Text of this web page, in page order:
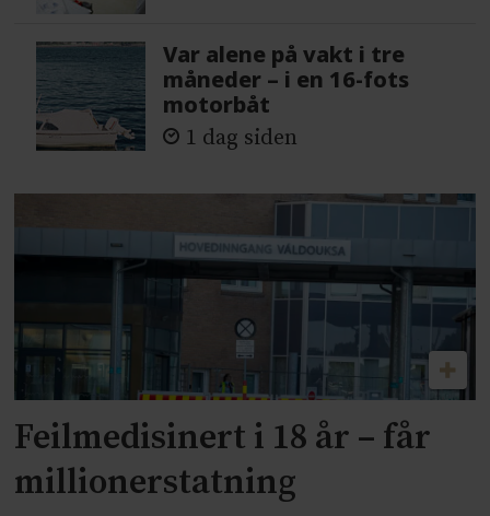
Var alene på vakt i tre
måneder – i en 16-fots
motorbåt
1 dag siden
Feilmedisinert i 18 år – får
millionerstatning